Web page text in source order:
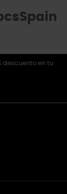
descuento en tu